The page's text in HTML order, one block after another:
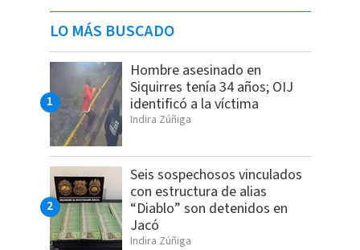
LO MÁS BUSCADO
Hombre asesinado en
Siquirres tenía 34 años; OIJ
identificó a la víctima
Indira Zúñiga
Seis sospechosos vinculados
con estructura de alias
“Diablo” son detenidos en
Jacó
Indira Zúñiga